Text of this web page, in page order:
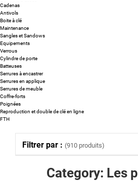
Cadenas
Antivols
Boite à clé
Maintenance
Sangles et Sandows
Equipements
Verrous
Cylindre de porte
Batteuses
Serrures à encastrer
Serrures en applique
Serrures de meuble
Coffre-forts
Poignées
Reproduction et double de clé en ligne
FTH
Category: Les
Filtrer par : (910 produits)